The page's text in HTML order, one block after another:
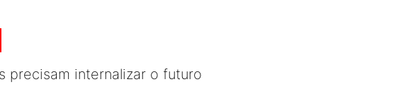
precisam internalizar o futuro